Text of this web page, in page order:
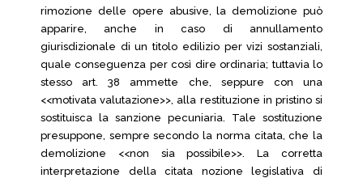
rimozione delle opere abusive, la demolizione può
apparire, anche in caso di annullamento
giurisdizionale di un titolo edilizio per vizi sostanziali,
quale conseguenza per così dire ordinaria; tuttavia lo
stesso art. 38 ammette che, seppure con una
<<motivata valutazione>>, alla restituzione in pristino si
sostituisca la sanzione pecuniaria. Tale sostituzione
presuppone, sempre secondo la norma citata, che la
demolizione <<non sia possibile>>. La corretta
interpretazione della citata nozione legislativa di